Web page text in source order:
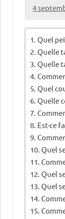
4
Quel
Quelle
Quelle
Quel
Quelle
Est-ce
Quel
Quel
Quel